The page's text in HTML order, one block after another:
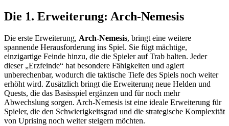
Die 1. Erweiterung: Arch-Nemesis
Die erste Erweiterung, Arch-Nemesis, bringt eine weitere
spannende Herausforderung ins Spiel. Sie fügt mächtige,
einzigartige Feinde hinzu, die die Spieler auf Trab halten. Jeder
dieser „Erzfeinde“ hat besondere Fähigkeiten und agiert
unberechenbar, wodurch die taktische Tiefe des Spiels noch weiter
erhöht wird. Zusätzlich bringt die Erweiterung neue Helden und
Quests, die das Basisspiel ergänzen und für noch mehr
Abwechslung sorgen. Arch-Nemesis ist eine ideale Erweiterung für
Spieler, die den Schwierigkeitsgrad und die strategische Komplexität
von Uprising noch weiter steigern möchten.